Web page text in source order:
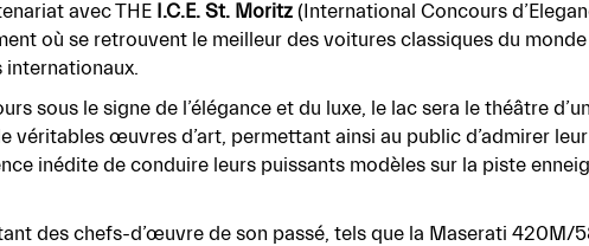
avec THE I.C.E. St. Moritz (International Concours
où se retrouvent le meilleur des voitures classiques du
internationaux.
sous le signe de l’élégance et du luxe, le lac sera le théâtre
véritables œuvres d’art, permettant ainsi au public d’admirer
inédite de conduire leurs puissants modèles sur la piste
des chefs-d’œuvre de son passé, tels que la Maserati 420M/